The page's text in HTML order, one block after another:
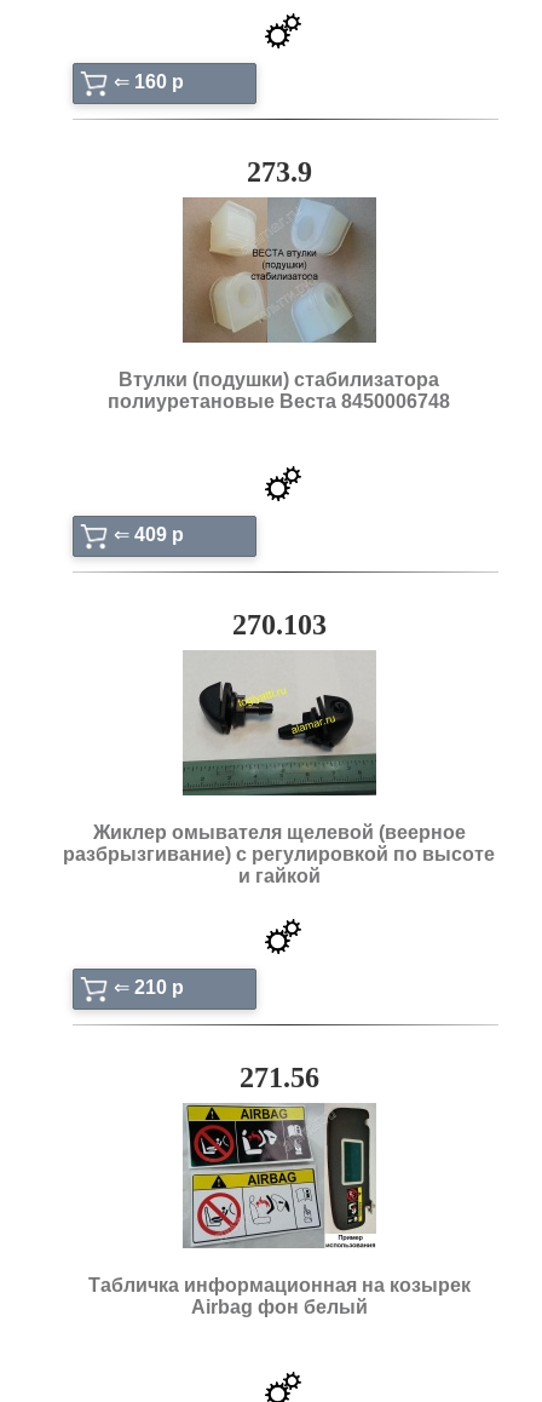
⇐ 160 p
273.9
Втулки (подушки) стабилизатора
полиуретановые Веста 8450006748
⇐ 409 p
270.103
Жиклер омывателя щелевой (веерное
разбрызгивание) с регулировкой по высоте
и гайкой
⇐ 210 p
271.56
Табличка информационная на козырек
Airbag фон белый